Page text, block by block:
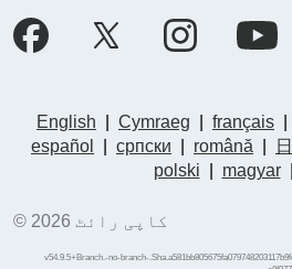
English Cymraeg français
español
српски română
polski
magyar|
© کاپی رائٹ 2026
v54.9.5+Branch.-no-branch-